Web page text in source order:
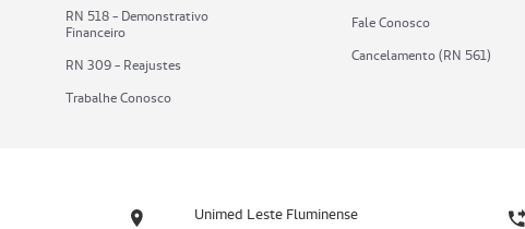
RN 518 - Demonstrativo
Financeiro
RN 309 - Reajustes
Trabalhe Conosco
Fale Conosco
Cancelamento (RN 561)
Unimed Leste Fluminense